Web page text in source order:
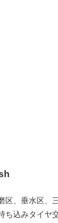
区、垂水区、
ち込みタイヤ